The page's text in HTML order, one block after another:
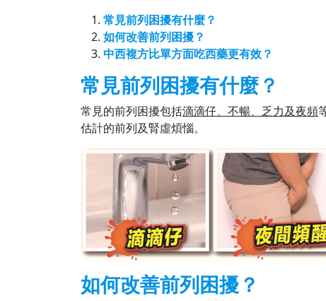
常見前列困擾有什麼？
如何改善前列困擾？
中西複方比單方面吃西藥更有效？
常見前列困擾有什麼？
常見的前列困擾包括滴滴仔、不暢、乏力及夜頻
估計的前列及腎虛煩惱。
如何改善前列困擾？